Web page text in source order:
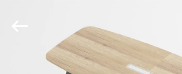
HAUS